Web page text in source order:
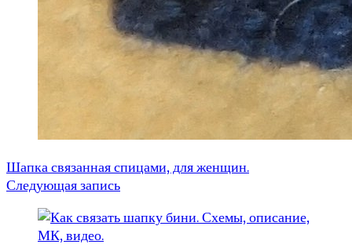
Шапка связанная спицами, для женщин.
Следующая запись